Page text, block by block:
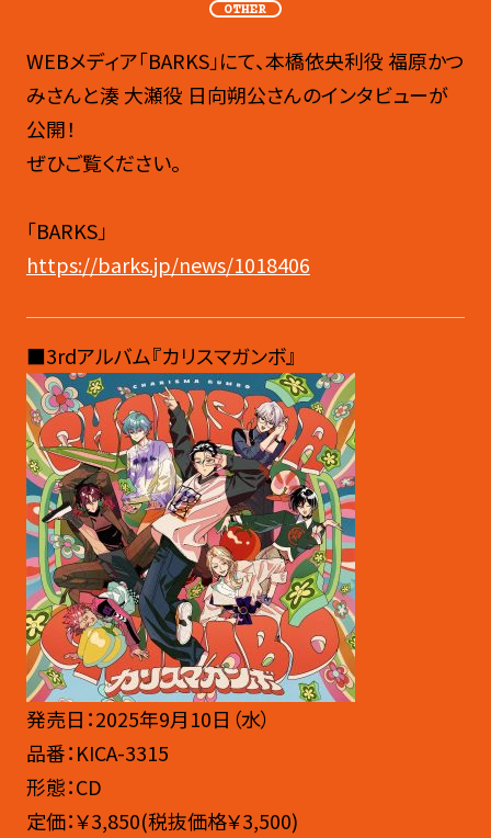
OTHER
WEBメディア「BARKS」にて、本橋依央利役 福原かつ
みさんと湊 大瀬役 日向朔公さんのインタビューが
公開！
ぜひご覧ください。
「BARKS」
https://barks.jp/news/1018406
■3rdアルバム『カリスマガンボ』
発売日：2025年9月10日（水）
品番：KICA-3315
形態：CD
定価：￥3,850(税抜価格￥3,500)